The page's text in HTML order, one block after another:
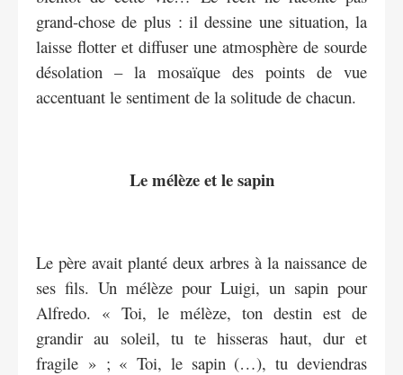
grand-chose de plus : il dessine une situation, la
laisse flotter et diffuser une atmosphère de sourde
désolation – la mosaïque des points de vue
accentuant le sentiment de la solitude de chacun.
Le mélèze et le sapin
Le père avait planté deux arbres à la naissance de
ses fils. Un mélèze pour Luigi, un sapin pour
Alfredo. « Toi, le mélèze, ton destin est de
grandir au soleil, tu te hisseras haut, dur et
fragile » ; « Toi, le sapin (…), tu deviendras